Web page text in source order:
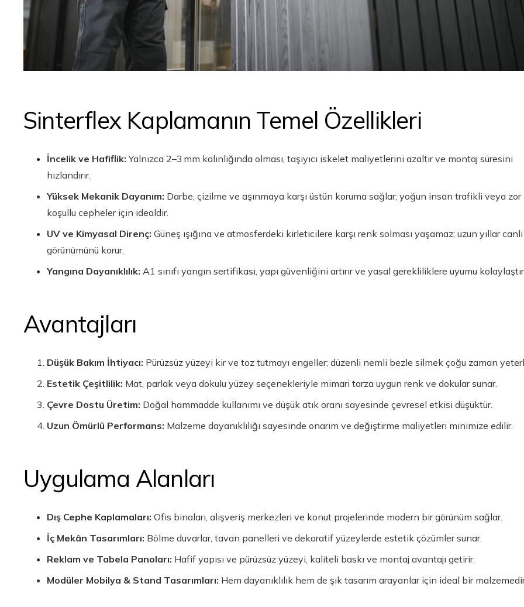
Sinterflex Kaplamanın Temel Özellikleri
İncelik ve Hafiflik: Yalnızca 2–3 mm kalınlığında olması, taşıyıcı iskelet maliyetlerini azaltır ve montaj süresini
hızlandırır.
Yüksek Mekanik Dayanım: Darbe, çizilme ve aşınmaya karşı üstün koruma sağlar; yoğun insan trafikli veya
koşullu cepheler için idealdir.
UV ve Kimyasal Direnç: Güneş ışığına ve atmosferdeki kirleticilere karşı renk solması yaşamaz; uzun yıllar canlı
görünümünü korur.
Yangına Dayanıklılık: A1 sınıfı yangın sertifikası, yapı güvenliğini artırır ve yasal gerekliliklere uyumu
Avantajları
Düşük Bakım İhtiyacı: Pürüzsüz yüzeyi kir ve toz tutmayı engeller; düzenli nemli bezle silmek çoğu zaman
Estetik Çeşitlilik: Mat, parlak veya dokulu yüzey seçenekleriyle mimari tarza uygun renk ve dokular sunar.
Çevre Dostu Üretim: Doğal hammadde kullanımı ve düşük atık oranı sayesinde çevresel etkisi düşüktür.
Uzun Ömürlü Performans: Malzeme dayanıklılığı sayesinde onarım ve değiştirme maliyetleri minimize edilir.
Uygulama Alanları
Dış Cephe Kaplamaları: Ofis binaları, alışveriş merkezleri ve konut projelerinde modern bir görünüm sağlar.
İç Mekân Tasarımları: Bölme duvarlar, tavan panelleri ve dekoratif yüzeylerde estetik çözümler sunar.
Reklam ve Tabela Panoları: Hafif yapısı ve pürüzsüz yüzeyi, kaliteli baskı ve montaj avantajı getirir.
Modüler Mobilya & Stand Tasarımları: Hem dayanıklılık hem de şık tasarım arayanlar için ideal bir